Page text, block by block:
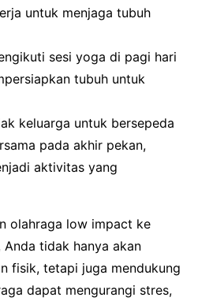
untuk menjaga tubuh
sesi yoga di pagi hari
tubuh untuk
keluarga untuk bersepeda
pada akhir pekan,
aktivitas yang
olahraga low impact ke
Anda tidak hanya akan
fisik, tetapi juga mendukung
dapat mengurangi stres,